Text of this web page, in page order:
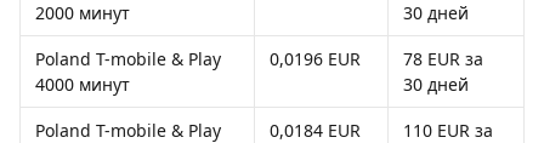
2000 минут
30 дней
Poland T-mobile & Play
4000 минут
0,0196 EUR
78 EUR за
30 дней
Poland T-mobile & Play
0,0184 EUR
110 EUR за